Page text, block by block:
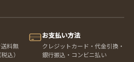
料無
込）
お支払い方法
クレジットカード・代金引換・
銀行振込・コンビニ払い